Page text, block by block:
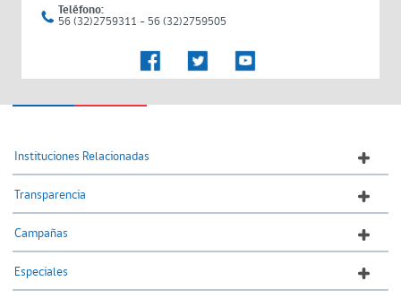
Teléfono:
56 (32)2759311 - 56 (32)2759505
Instituciones Relacionadas
Transparencia
Campañas
Especiales